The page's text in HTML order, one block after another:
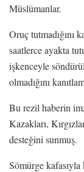
Müslümanlar.
Oruç tutmadığını
saatlerce ayakta
işkenceyle
olmadığını
Bu rezil haberin
Kazakları,
desteğini sunmuş.
Sömürge